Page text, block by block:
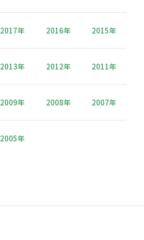
2017年 2016年 2015年
2013年 2012年 2011年
2009年 2008年 2007年
2005年